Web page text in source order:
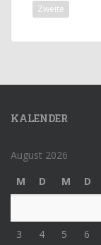
Zweite
KALENDER
August 2026
M
D M D
3
4 5 6